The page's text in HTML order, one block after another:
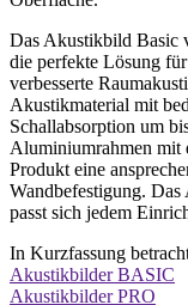
Das Akustikbild Basic
die perfekte Lösung
verbesserte
Akustikmaterial mit
Schallabsorption um
Aluminiumrahmen mit
Produkt eine
Wandbefestigung.
passt sich jedem
In Kurzfassung
Akustikbilder BASIC
Akustikbilder PRO